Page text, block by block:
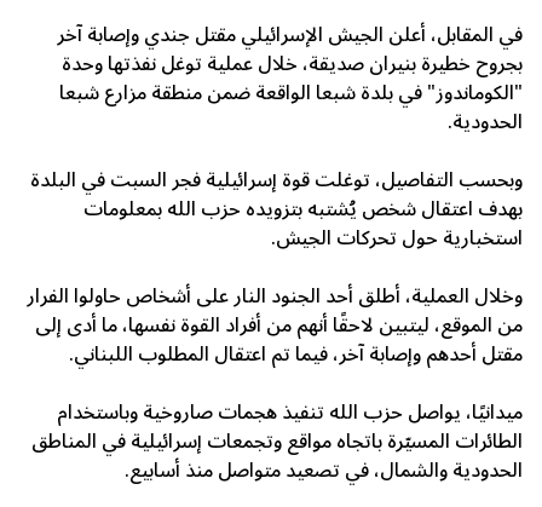
في المقابل، أعلن الجيش الإسرائيلي مقتل جندي وإصابة آخر
بجروح خطيرة بنيران صديقة، خلال عملية توغل نفذتها وحدة
"الكوماندوز" في بلدةشبعاالواقعة ضمن منطقة مزارع شبعا
الحدودية.
وبحسب التفاصيل، توغلت قوة إسرائيلية فجر السبت في البلدة
بهدف اعتقال شخص يُشتبه بتزويده حزب الله بمعلومات
استخبارية حول تحركات الجيش.
وخلال العملية، أطلق أحد الجنود النار على أشخاص حاولوا الفرار
من الموقع، ليتبين لاحقًا أنهم من أفراد القوة نفسها، ما أدى إلى
مقتل أحدهم وإصابة آخر، فيما تم اعتقال المطلوب اللبناني.
ميدانيًا، يواصل حزب الله تنفيذ هجمات صاروخية وباستخدام
الطائرات المسيّرة باتجاه مواقع وتجمعات إسرائيلية في المناطق
الحدودية والشمال، في تصعيد متواصل منذ أسابيع.